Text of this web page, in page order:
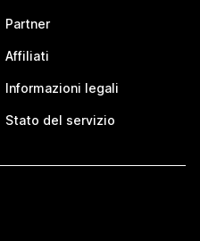
Partner
Affiliati
Informazioni legali
Stato del servizio